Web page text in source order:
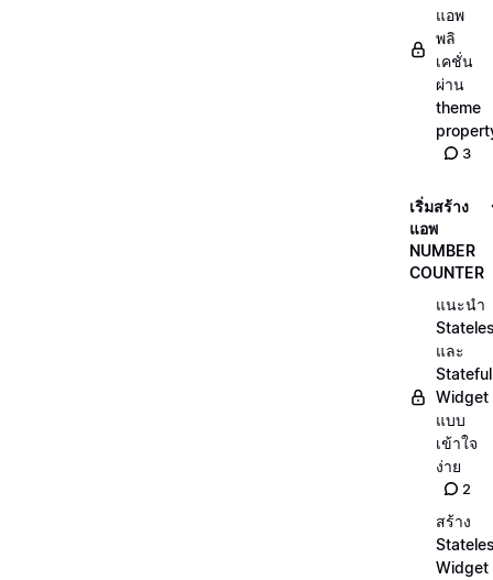
แอพ
พลิ
เคชั่น
ผ่าน
theme
3
เริ่มสร้าง
แอพ
NUMBER
COUNTER
แนะนำ
และ
Stateful
Widget
แบบ
เข้าใจ
ง่าย
2
สร้าง
Widget